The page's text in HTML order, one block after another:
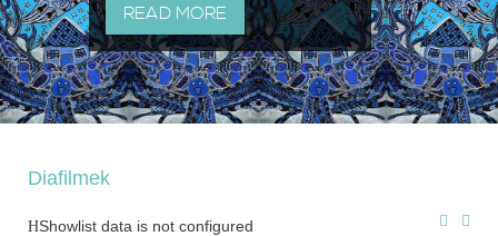
READ MORE
Diafilmek
Showlist data is not configured